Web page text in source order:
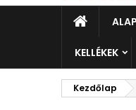
KELLÉKEK
Kezdőlap